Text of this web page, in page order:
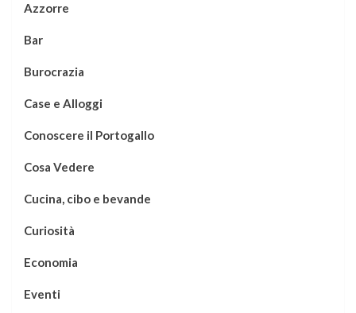
Azzorre
Bar
Burocrazia
Case e Alloggi
Conoscere il Portogallo
Cosa Vedere
Cucina, cibo e bevande
Curiosità
Economia
Eventi